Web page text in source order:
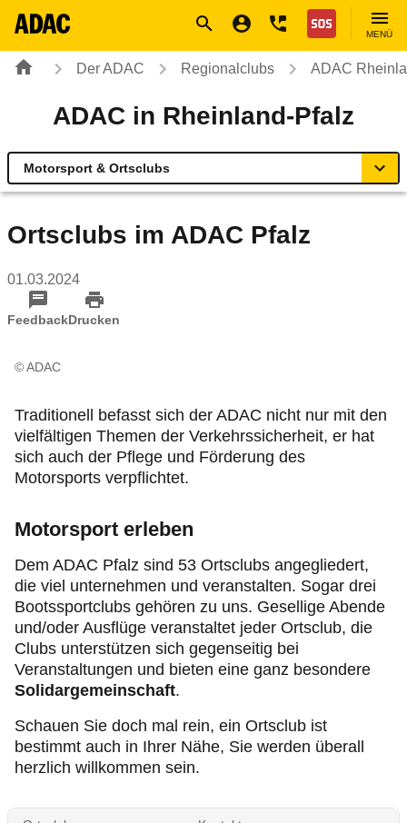
Nothilfe
MENÜ
Der ADAC Regionalclubs ADAC
ADAC in Rheinland-Pfalz
Motorsport & Ortsclubs
Urlaub & Touristik
Sicherheit & Mobilität
Service & Beratung
Motorsport & Ortsclubs
Ortsclubs im ADAC Pfalz
01.03.2024
FeedbackDrucken
© ADAC
Traditionell befasst sich der ADAC nicht nur mit den
vielfältigen Themen der Verkehrssicherheit, er hat
sich auch der Pflege und Förderung des
Motorsports verpflichtet.
Motorsport erleben
Dem ADAC Pfalz sind 53 Ortsclubs angegliedert,
die viel unternehmen und veranstalten. Sogar drei
Bootssportclubs gehören zu uns. Gesellige Abende
und/oder Ausflüge veranstaltet jeder Ortsclub, die
Clubs unterstützen sich gegenseitig bei
Veranstaltungen und bieten eine ganz besondere
Solidargemeinschaft.
Schauen Sie doch mal rein, ein Ortsclub ist
bestimmt auch in Ihrer Nähe, Sie werden überall
herzlich willkommen sein.